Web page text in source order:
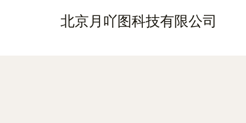
北京月吖图科技有限公司